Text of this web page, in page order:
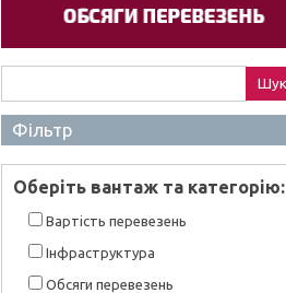
Фільтр
Оберiть вантаж та категорiю:
Вартiсть перевезень
Інфраструктура
Обсяги перевезень